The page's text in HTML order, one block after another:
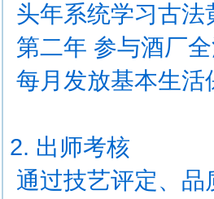
头年系统学习古
第二年 参与酒厂
每月发放基本生
2. 出师考核
通过技艺评定、